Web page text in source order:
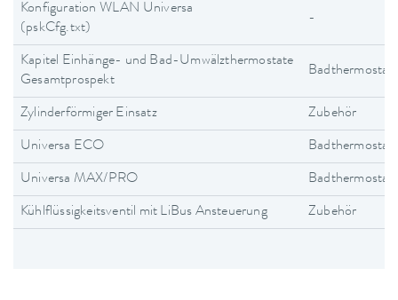
Konfiguration WLAN Universa
(pskCfg.txt)
-
Kapitel Einhänge- und Bad-Umwälzthermostate
Gesamtprospekt
Zylinderförmiger Einsatz Zubehör
Universa ECO
Universa MAX/PRO
Kühlflüssigkeitsventil mit LiBus Ansteuerung Zubehör